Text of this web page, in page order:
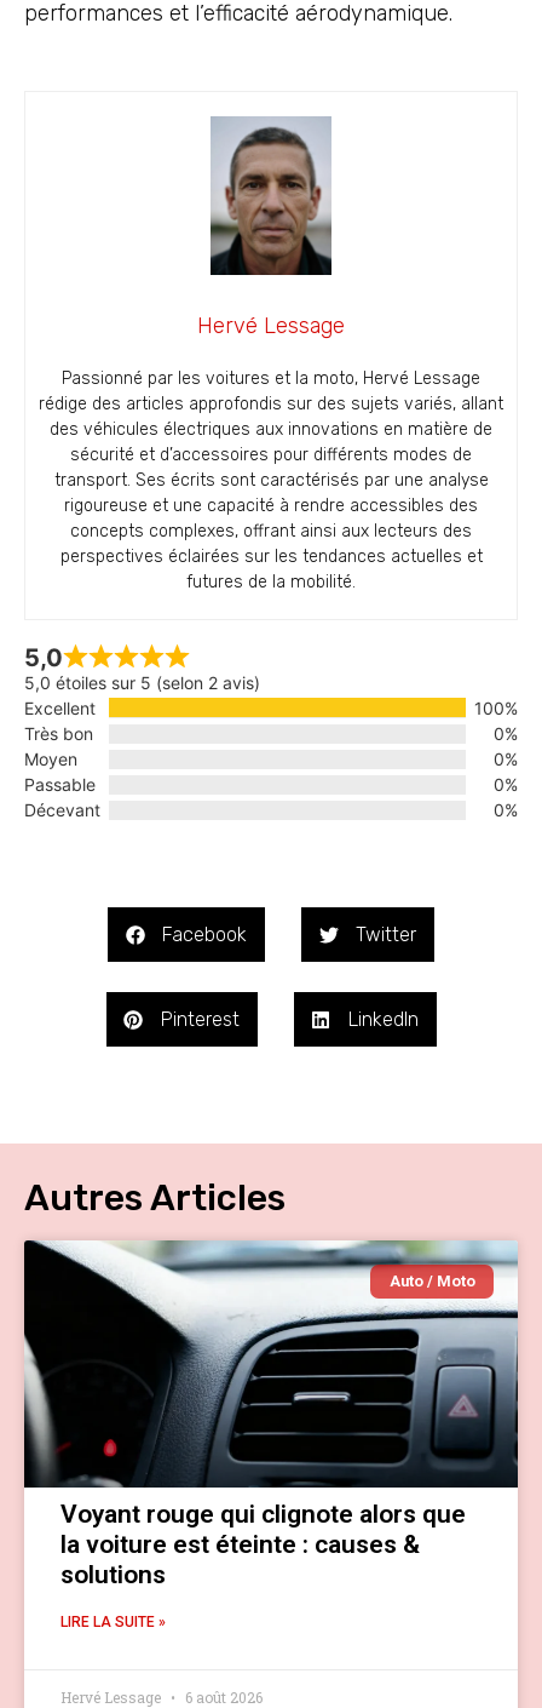
performances et l’efficacité aérodynamique.
Hervé Lessage
Passionné par les voitures et la moto, Hervé Lessage
rédige des articles approfondis sur des sujets variés, allant
des véhicules électriques aux innovations en matière de
sécurité et d’accessoires pour différents modes de
transport. Ses écrits sont caractérisés par une analyse
rigoureuse et une capacité à rendre accessibles des
concepts complexes, offrant ainsi aux lecteurs des
perspectives éclairées sur les tendances actuelles et
futures de la mobilité.
5,0
5,0 étoiles sur 5 (selon 2 avis)
Excellent
100%
Très bon
0%
Moyen
0%
Passable
0%
Décevant
0%
Facebook Twitter
Pinterest LinkedIn
Autres Articles
Auto / Moto
Voyant rouge qui clignote alors que
la voiture est éteinte : causes &
solutions
LIRE LA SUITE »
Hervé Lessage 6 août 2026